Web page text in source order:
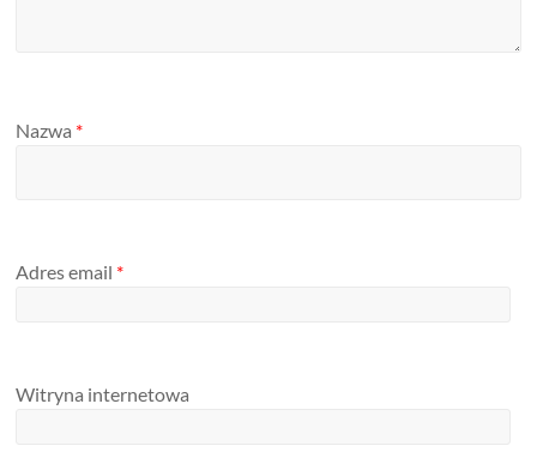
Nazwa *
Adres email *
Witryna internetowa